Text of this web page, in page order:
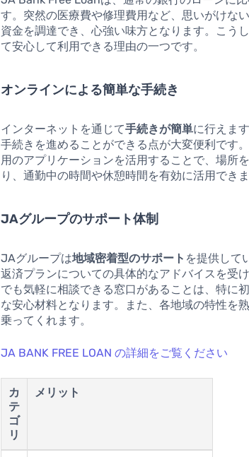
す。突然の医療費や修理費用など、思いがけな
資金を調達でき、心強い味方となります。こう
て安心して利用できる理由の一つです。
オンラインによる簡単な手続き
インターネットを通じて手続きが簡単に行えま
手続きを進めることができる点が大変便利です
用のアプリケーションを活用することで、場所
り、通勤中の時間や休憩時間を有効に活用できま
JAグループのサポート体制
JAグループは地域密着型のサポート を提供して
返済プランについての具体的なアドバイスを受
でも気軽に相談できる窓口があることは、特に
な安心材料となります。また、各地域の特性を
乗ってくれます。
JA BANK FREE LOAN の詳細をご覧ください
カ
テ
ゴ
リ
メリット